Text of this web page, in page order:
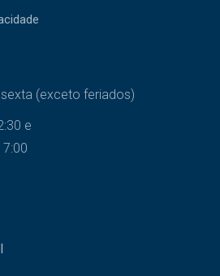
(exceto feriados)
e